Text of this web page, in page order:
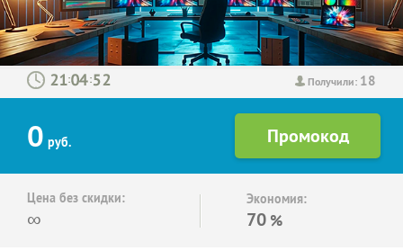
Получили: 18
: :
0 руб.
Цена без скидки:
∞
Экономия:
70 %